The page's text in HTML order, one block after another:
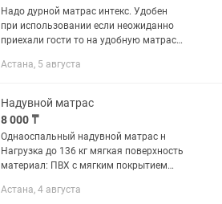
Надо дурной матрас интекс. Удобен
при использовании если неожиданно
приехали гости то на удобную матрас
использовать при отдыхе на природе.
Астана, 5 августа
Надувной матрас
8 000 ₸
Однаоспальный надувной матрас н
Нагрузка до 136 кг мягкая поверхность
материал: ПВХ с мягким покрытием
ширина 100, высота 25
Астана, 4 августа